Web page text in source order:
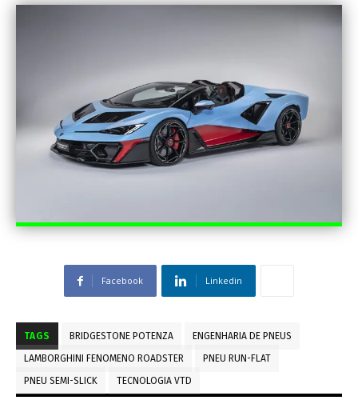
Facebook Linkedin
TAGS BRIDGESTONE POTENZA
ENGENHARIA DE PNEUS
LAMBORGHINI FENOMENO ROADSTER
PNEU RUN-FLAT
PNEU SEMI-SLICK
TECNOLOGIA VTD